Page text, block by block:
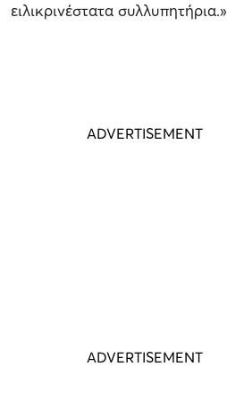
ειλικρινέστατα συλλυπητήρια.»